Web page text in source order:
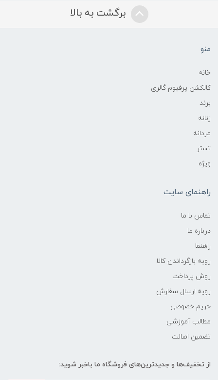
برگشت به بالا
منو
خانه
کالکشن پرفیوم گالری
برند
زنانه
مردانه
تستر
ویژه
راهنمای سایت
تماس با ما
درباره ما
راهنما
رویه‌ بازگرداندن کالا
روش پرداخت
رویه ارسال سفارش
حریم خصوصی
مطالب آموزشی
تضمین اصالت
از تخفیف‌ها و جدیدترین‌های فروشگاه ما باخبر شوید: